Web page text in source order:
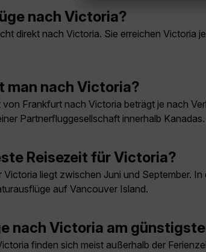
nach Victoria?
direkt nach Victoria. Sie erreichen Victoria
man nach Victoria?
von Frankfurt nach Victoria beträgt je nach
Partnerfluggesellschaft innerhalb Kanadas.
Reisezeit für Victoria?
Victoria liegt zwischen Juni und September.
auf Vancouver Island.
nach Victoria am
finden sich meist außerhalb der